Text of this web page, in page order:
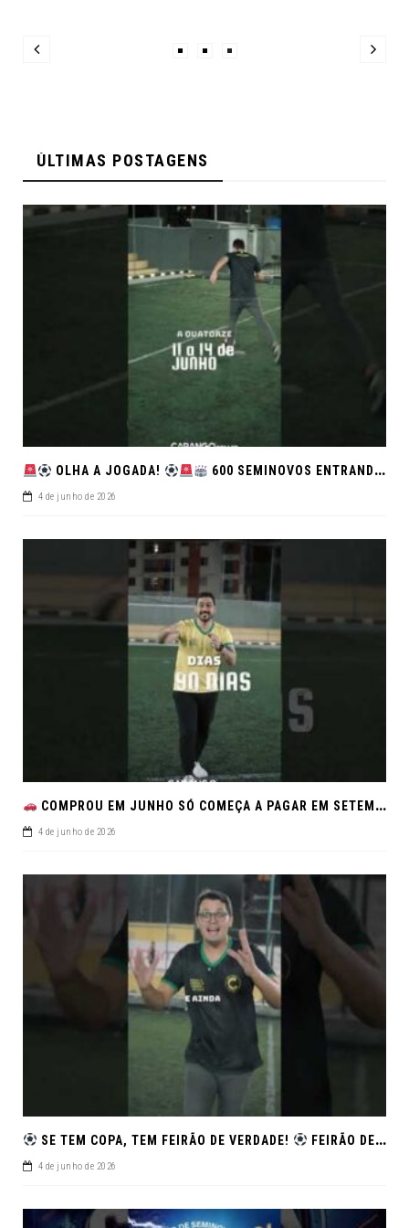
ÚLTIMAS POSTAGENS
OLHA A JOGADA! 600 SEMINOVOS ENTRANDO EM CAMPO NO FEIRÃO DE VERDADE!
4 de junho de 2026
COMPROU EM JUNHO SÓ COMEÇA A PAGAR EM SETEMBRO!NO FEIRÃO DE VERDADE EM ARACJU
4 de junho de 2026
SE TEM COPA, TEM FEIRÃO DE VERDADE! FEIRÃO DE SEMINOVOS EM ALTA – ARACAJU
4 de junho de 2026